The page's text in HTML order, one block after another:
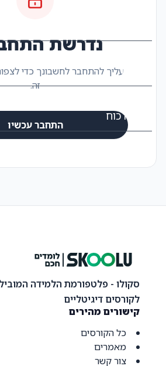
קורסים
ידע זה כוח
נדרשת
עליך להתחבר לחשבונך כדי
זה.
התחבר עכשיו
סקולו - פלטפורמת הלמידה
לקורסים דיגיטליים
קישורים מהירים
כל הקורסים
מאמרים
צור קשר